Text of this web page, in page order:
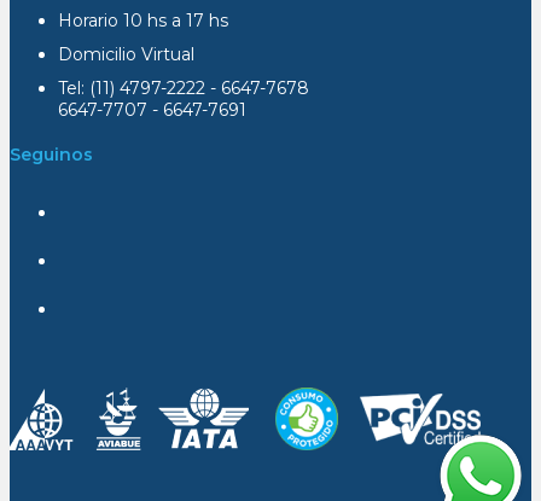
Horario 10 hs a 17 hs
Domicilio Virtual
Tel: (11) 4797-2222 - 6647-7678
6647-7707 - 6647-7691
Seguinos